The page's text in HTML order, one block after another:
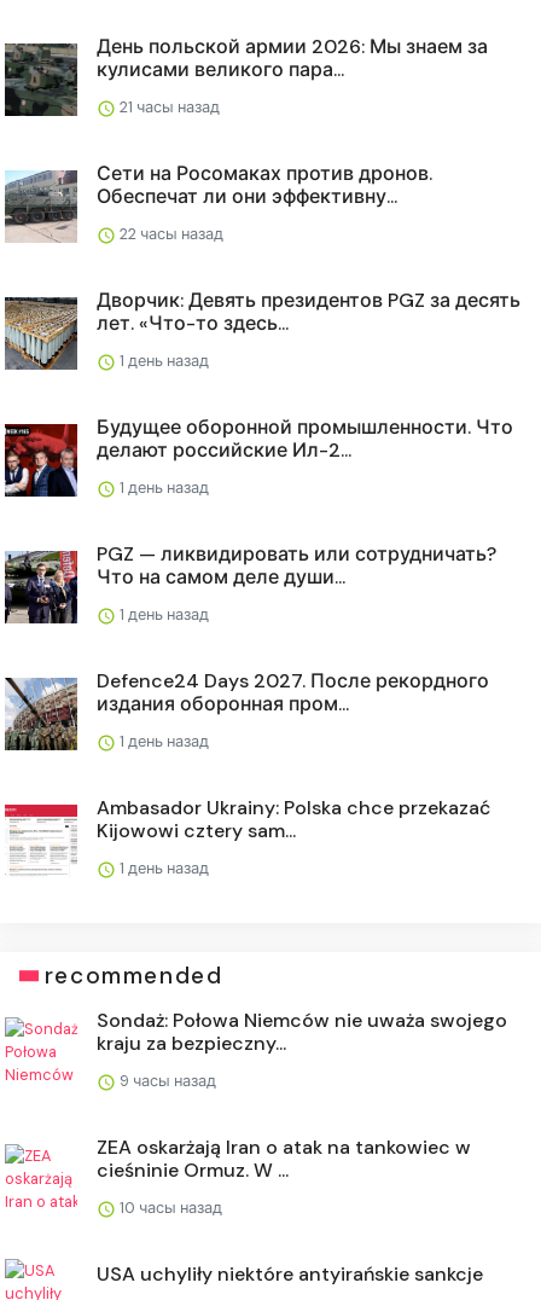
День польской армии 2026: Мы знаем за
кулисами великого пара...
21 часы назад
Сети на Росомаках против дронов.
Обеспечат ли они эффективну...
22 часы назад
Дворчик: Девять президентов PGZ за десять
лет. «Что-то здесь...
1 день назад
Будущее оборонной промышленности. Что
делают российские Ил-2...
1 день назад
PGZ — ликвидировать или сотрудничать?
Что на самом деле души...
1 день назад
Defence24 Days 2027. После рекордного
издания оборонная пром...
1 день назад
Ambasador Ukrainy: Polska chce przekazać
Kijowowi cztery sam...
1 день назад
recommended
Sondaż: Połowa Niemców nie uważa swojego
kraju za bezpieczny...
9 часы назад
ZEA oskarżają Iran o atak na tankowiec w
cieśninie Ormuz. W ...
10 часы назад
USA uchyliły niektóre antyirańskie sankcje